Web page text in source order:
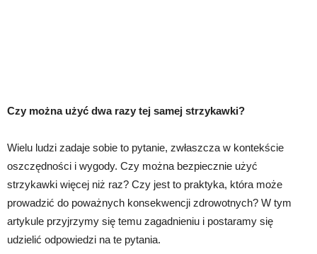
Czy można użyć dwa razy tej samej strzykawki?
Wielu ludzi zadaje sobie to pytanie, zwłaszcza w kontekście
oszczędności i wygody. Czy można bezpiecznie użyć
strzykawki więcej niż raz? Czy jest to praktyka, która może
prowadzić do poważnych konsekwencji zdrowotnych? W tym
artykule przyjrzymy się temu zagadnieniu i postaramy się
udzielić odpowiedzi na te pytania.